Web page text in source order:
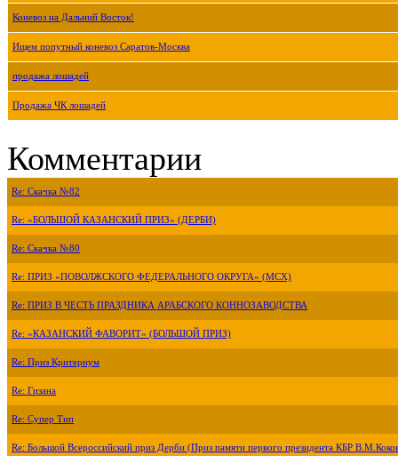
Коневоз на Дальний Восток!
Ищем попутный коневоз Саратов-Москва
продажа лошадей
Продажа ЧК лошадей
Комментарии
Re: Скачка №82
Re: «БОЛЬШОЙ КАЗАНСКИЙ ПРИЗ» (ДЕРБИ)
Re: Скачка №80
Re: ПРИЗ «ПОВОЛЖСКОГО ФЕДЕРАЛЬНОГО ОКРУГА» (МСХ)
Re: ПРИЗ В ЧЕСТЬ ПРАЗДНИКА АРАБСКОГО КОННОЗАВОДСТВА
Re: «КАЗАНСКИЙ ФАВОРИТ» (БОЛЬШОЙ ПРИЗ)
Re: Приз Критериум
Re: Гизана
Re: Супер Тип
Re: Большой Всероссийский приз Дерби (Приз памяти первого президента КБР